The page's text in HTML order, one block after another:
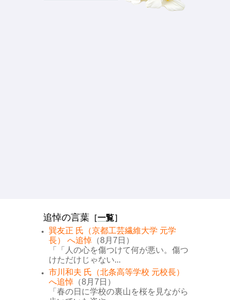
追悼の言葉 ［一覧］
巽友正 氏（京都工芸繊維大学 元学
長） へ追悼 （8月7日）
「「人の心を傷つけて何が悪い。傷つ
けただけじゃない...
市川和夫 氏（北条高等学校 元校長）
へ追悼 （8月7日）
「春の日に学校の裏山を桜を見ながら